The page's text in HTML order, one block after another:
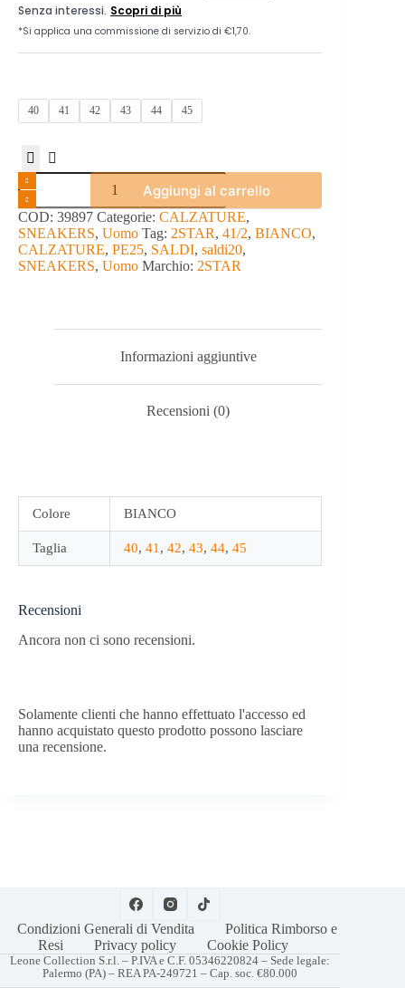
40 41 42 43 44 45
SNEAKERS
-
2STAR
quantità
Aggiungi al carrello
COD: 39897 Categorie: CALZATURE,
SNEAKERS, Uomo Tag: 2STAR, 41/2, BIANCO,
CALZATURE, PE25, SALDI, saldi20,
SNEAKERS, Uomo Marchio: 2STAR
Informazioni aggiuntive
Recensioni (0)
Colore BIANCO
Taglia 40, 41, 42, 43, 44, 45
Recensioni
Ancora non ci sono recensioni.
Solamente clienti che hanno effettuato l'accesso ed
hanno acquistato questo prodotto possono lasciare
una recensione.
Condizioni Generali di Vendita
Politica Rimborso e
Resi
Privacy policy Cookie Policy
Leone Collection S.r.l. – P.IVA e C.F. 05346220824 – Sede legale:
Palermo (PA) – REA PA-249721 – Cap. soc. €80.000